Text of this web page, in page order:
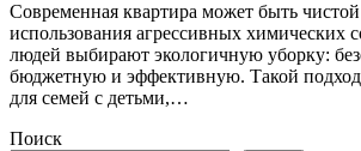
Современная квартира может быть чистой и ухоженной без
использования агрессивных химических
людей выбирают экологичную уборку:
бюджетную и эффективную. Такой подход
для семей с детьми,…
Поиск